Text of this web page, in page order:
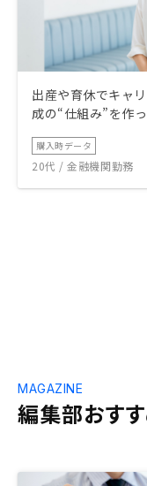
出産や育休でキャ
成の“仕組み”を作
購入時データ
20代 / 金融機関勤務
編集部おす
MAGAZINE